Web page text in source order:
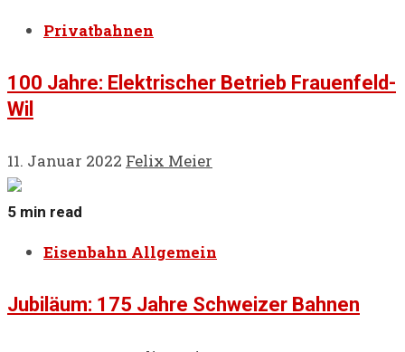
Privatbahnen
100 Jahre: Elektrischer Betrieb Frauenfeld-
Wil
11. Januar 2022 Felix Meier
5 min read
Eisenbahn Allgemein
Jubiläum: 175 Jahre Schweizer Bahnen